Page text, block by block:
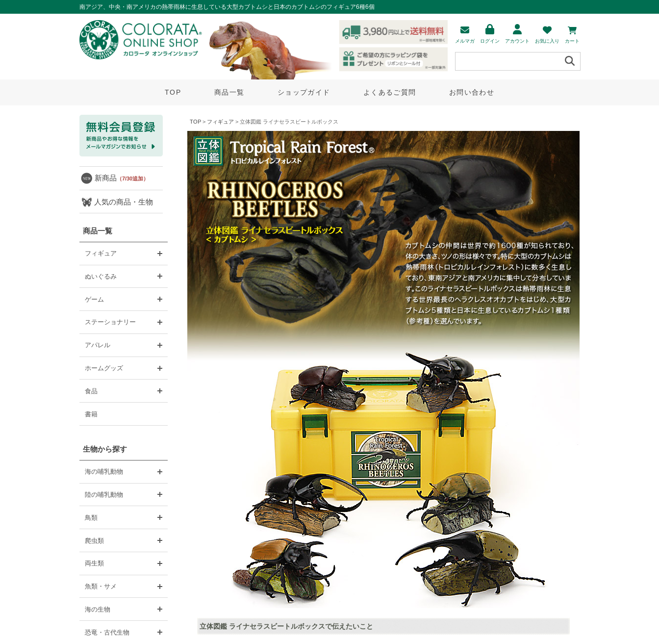
南アジア、中央・南アメリカの熱帯雨林に生息している大型カブトムシと日本のカブトムシのフィギュア6種6個
メルマガ ログイン アカウント お気に入り カート
TOP 商品一覧 ショップガイド よくあるご質問 お問い合わせ
新商品 （7/30追加）
人気の商品・生物
商品一覧
フィギュア
ぬいぐるみ
ゲーム
ステーショナリー
アパレル
ホームグッズ
食品
書籍
生物から探す
海の哺乳動物
陸の哺乳動物
鳥類
爬虫類
両生類
魚類・サメ
海の生物
恐竜・古代生物
TOP > フィギュア > 立体図鑑 ライナセラスビートルボックス
立体図鑑 ライナセラスビートルボックスで伝えたいこと